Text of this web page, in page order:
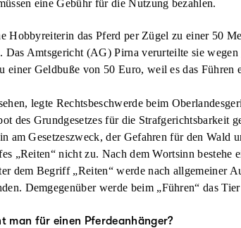
eine Gebühr für die Nutzung bezahlen.
Hobbyreiterin das Pferd per Zügel zu einer 50
Das Amtsgericht (AG) Pirna verurteilte sie
einer Geldbuße von 50 Euro, weil es das Führen
legte Rechtsbeschwerde beim
des Grundgesetzes für die Strafgerichtsbarkeit
am Gesetzeszweck, der Gefahren für den Wald
„Reiten“ nicht zu. Nach dem Wortsinn bestehe
dem Begriff „Reiten“ werde nach allgemeiner
Demgegenüber werde beim „Führen“ das
man für einen Pferdeanhänger?